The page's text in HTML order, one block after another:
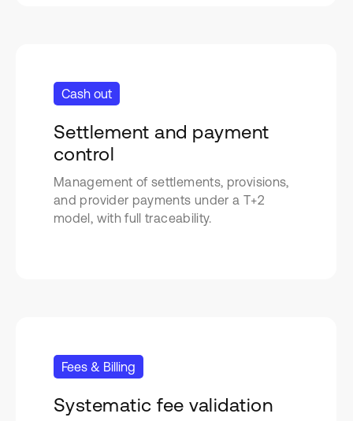
Cash out
Settlement and payment
control
Management of settlements, provisions,
and provider payments under a T+2
model, with full traceability.
Fees & Billing
Systematic fee validation